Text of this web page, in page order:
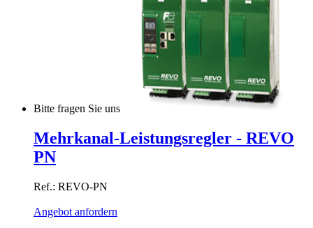
Bitte fragen Sie uns
Mehrkanal-Leistungsregler - REVO
PN
Ref.: REVO-PN
Angebot anfordern